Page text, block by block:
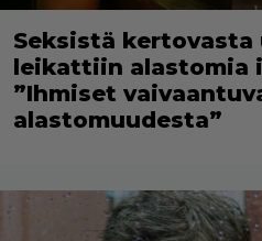
Seksistä
leikattiin alastomia
”Ihmiset
alastomuudesta”